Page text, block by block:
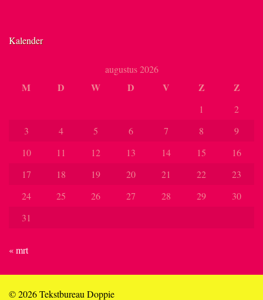
Kalender
augustus 2026
M D W D V Z Z
1
2
3
4 5 6 7 8
9
10
11 12 13 14 15
16
17
18 19 20 21 22
23
24
25 26 27 28 29
30
31
« mrt
© 2026 Tekstbureau Doppie